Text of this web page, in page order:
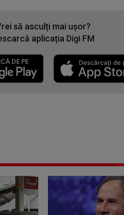
să asculți mai ușor?
aplicația Digi FM